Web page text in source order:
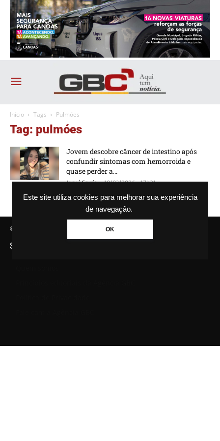
Este site utiliza cookies para melhorar sua experiência
de navegação.
OK
Início Tags Pulmóes
Tag: pulmóes
Jovem descobre câncer de intestino após
confundir sintomas com hemorroida e
quase perder a...
Josué Garcia - 10/03/2026 - 17h21
© Agência GBC. Aqui tem notícia. Todos os direitos reservados.
SAIBA MAIS SOBRE A AGÊNCIA GBC